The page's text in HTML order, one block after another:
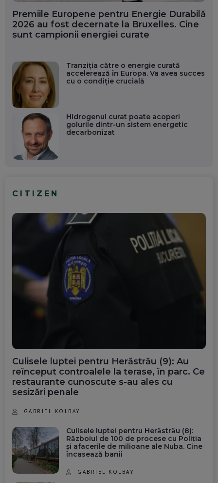
Premiile Europene pentru Energie Durabilă
2026 au fost decernate la Bruxelles. Cine
sunt campionii energiei curate
Tranziția către o energie curată
accelerează în Europa. Va avea succes
cu o condiție crucială
Hidrogenul curat poate acoperi
golurile dintr-un sistem energetic
decarbonizat
CITIZEN
Culisele luptei pentru Herăstrău (9): Au
reînceput controalele la terase, în parc. Ce
restaurante cunoscute s-au ales cu
sesizări penale
GABRIEL KOLBAY
Culisele luptei pentru Herăstrău (8):
Războiul de 100 de procese cu Poliția
și afacerile de milioane ale Nuba. Cine
încasează banii
GABRIEL KOLBAY